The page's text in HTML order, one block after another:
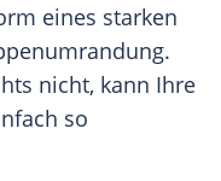
eines starken
nicht, kann Ihre
so